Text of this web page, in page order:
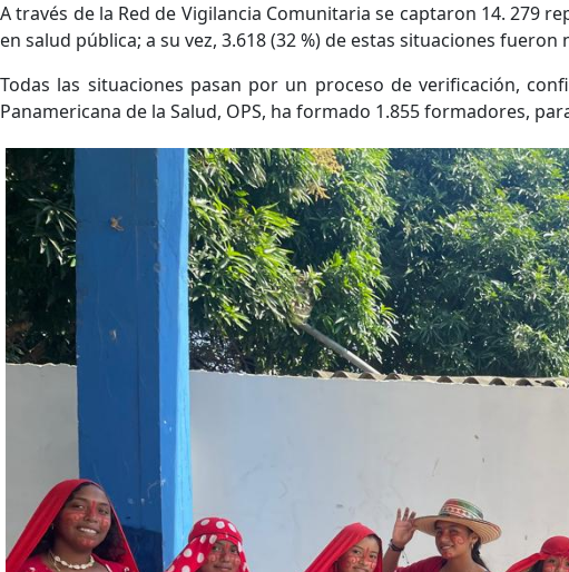
A través de la Red de Vigilancia Comunitaria se captaron 14. 279
en salud pública; a su vez, 3.618 (32 %) de estas situaciones
Todas las situaciones pasan por un proceso de verificación,
Panamericana de la Salud, OPS, ha formado 1.855 formadores,